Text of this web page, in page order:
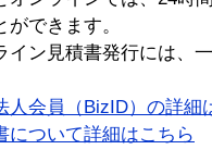
ができます。
ン見積書発行には、
人会員（BizID）の詳細
について詳細はこちら